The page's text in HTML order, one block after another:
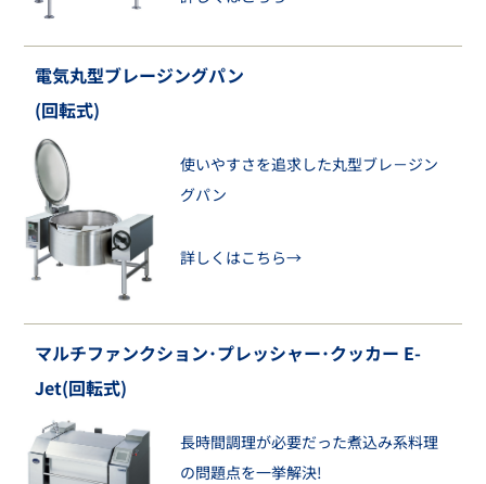
電気丸型ブレージングパン
(回転式)
使いやすさを追求した丸型ブレ－ジン
グパン
詳しくはこちら→
マルチファンクション･プレッシャー･クッカー E-
Jet(回転式)
長時間調理が必要だった煮込み系料理
の問題点を一挙解決!